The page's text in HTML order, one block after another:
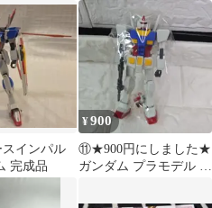
インパル
完成品
¥900
⑪★900円にしました★
ガンダム プラモデル 武